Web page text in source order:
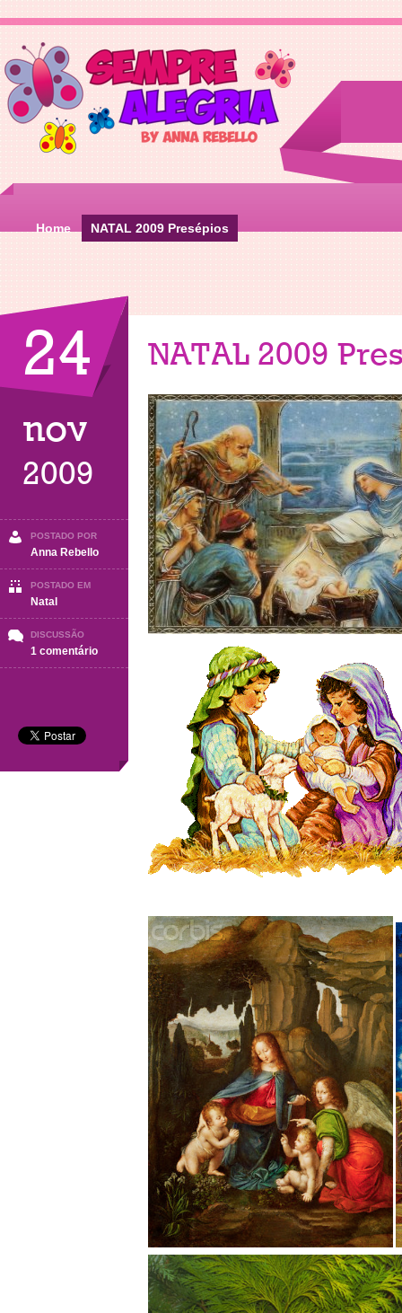
Home NATAL 2009 Presépios
24
nov
2009
POSTADO POR
Anna Rebello
POSTADO EM
Natal
DISCUSSÃO
1 comentárioem
NATAL
NATAL 2009